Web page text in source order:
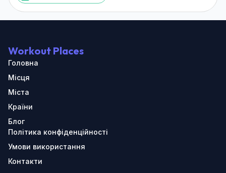
Workout Places
Головна
Місця
Міста
Країни
Блог
Політика конфіденційності
Умови використання
Контакти